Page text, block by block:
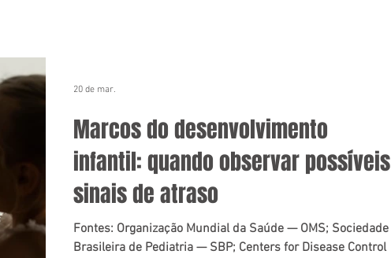
Marcos do desenvolvimento
infantil: quando observar possíveis
sinais de atraso
Fontes: Organização Mundial da Saúde — OMS; Sociedade
Brasileira de Pediatria — SBP; Centers for Disease Control
20 de mar.